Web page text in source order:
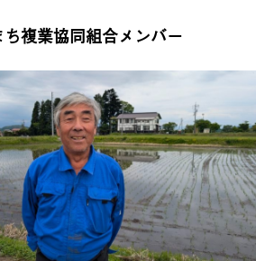
複業協同組合メンバー